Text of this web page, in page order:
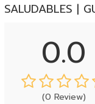
SALUDABLES |
0.0
(0 Review)